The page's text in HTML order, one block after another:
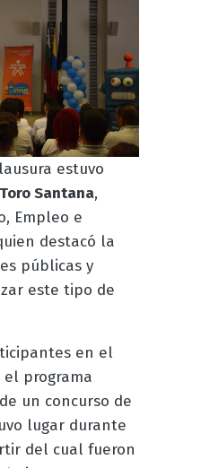
estuvo
Santana,
Empleo e
destacó la
públicas y
este tipo de
en el
programa
de un concurso de
lugar durante
del cual fueron